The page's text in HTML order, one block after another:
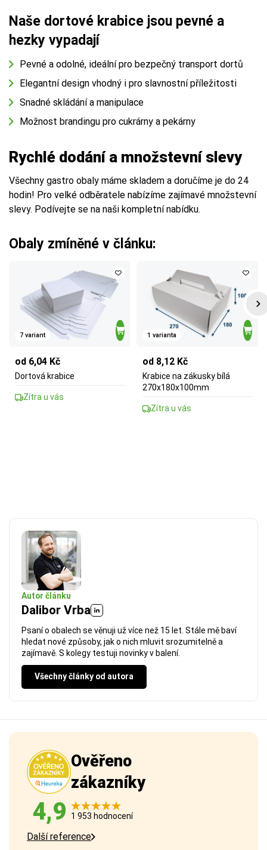
Naše dortové krabice jsou pevné a
hezky vypadají
Pevné a odolné, ideální pro bezpečný transport dortů
Elegantní design vhodný i pro slavnostní příležitosti
Snadné skládání a manipulace
Možnost brandingu pro cukrárny a pekárny
Rychlé dodání a množstevní slevy
Všechny gastro obaly máme skladem a doručíme je do 24
hodin! Pro velké odběratele nabízíme zajímavé množstevní
slevy. Podívejte se na naši kompletní nabídku.
Obaly zmíněné v článku:
7 variant
od 6,04 Kč
Dortová krabice
Zítra u vás
1 varianta
od 8,12 Kč
Krabice na zákusky bílá
270x180x100mm
Zítra u vás
Autor článku
Dalibor Vrba
Psaní o obalech se věnuji už více než 15 let. Stále mě baví
hledat nové způsoby, jak o nich mluvit srozumitelně a
zajímavě. S kolegy testuji novinky v balení.
Všechny články od autora
Ověřeno
zákazníky
4,9 1 953 hodnocení
Další reference